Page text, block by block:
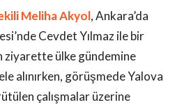
Meliha Akyol, Ankara’da
Cevdet Yılmaz ile bir
ziyarette ülke gündemine
alınırken, görüşmede Yalova
çalışmalar üzerine